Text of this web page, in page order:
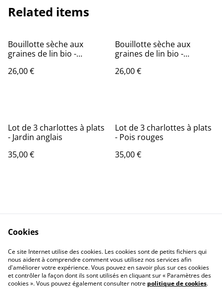
Related items
Bouillotte sèche aux
graines de lin bio -
26,00 €
Bouillotte sèche aux
graines de lin bio -
26,00 €
Lot de 3 charlottes à plats
- Jardin anglais
35,00 €
Lot de 3 charlottes à plats
- Pois rouges
35,00 €
Contact Us
Legal Terms
Privacy Policy
Cookie Policy
Cookies
Ce site Internet utilise des cookies. Les cookies sont de petits fichiers qui
nous aident à comprendre comment vous utilisez nos services afin
d'améliorer votre expérience. Vous pouvez en savoir plus sur ces cookies
et contrôler la façon dont ils sont utilisés en cliquant sur « Paramètres des
cookies ». Vous pouvez également consulter notre politique de cookies.